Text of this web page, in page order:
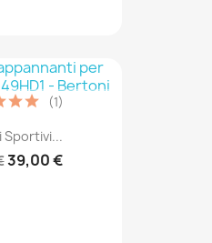
Sportivi...
39,00 €
(1)